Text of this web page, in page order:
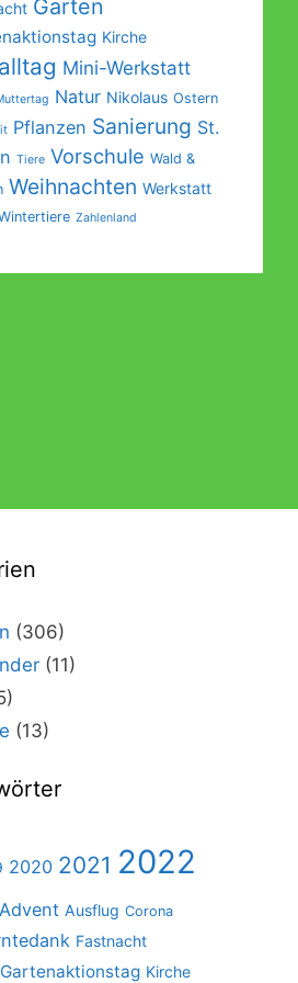
Garten
Kirche
Mini-Werkstatt
Natur Nikolaus Ostern
Pflanzen Sanierung St.
Tiere Vorschule Wald &
Weihnachten Werkstatt
Zahlenland
(306)
(11)
(13)
2020 2021 2022
Advent Ausflug Corona
Fastnacht
Gartenaktionstag Kirche